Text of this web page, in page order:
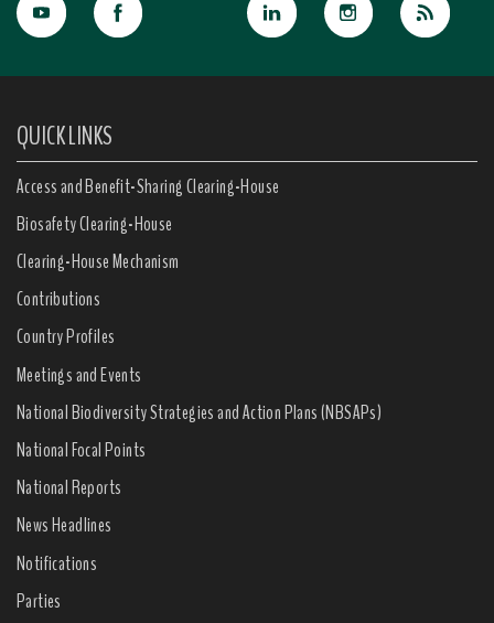
QUICK LINKS
Access and Benefit-Sharing Clearing-House
Biosafety Clearing-House
Clearing-House Mechanism
Contributions
Country Profiles
Meetings and Events
National Biodiversity Strategies and Action Plans (NBSAPs)
National Focal Points
National Reports
News Headlines
Notifications
Parties